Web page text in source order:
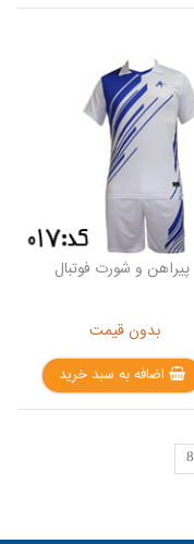
پیراهن و شورت فوتبال
بدون قیمت
اضافه به سبد خرید
8